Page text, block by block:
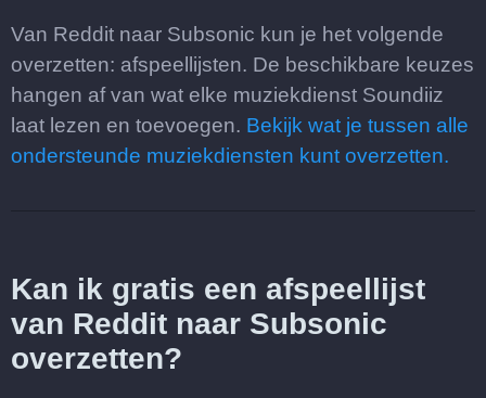
Van Reddit naar Subsonic kun je het volgende
overzetten: afspeellijsten. De beschikbare keuzes
hangen af van wat elke muziekdienst Soundiiz
laat lezen en toevoegen. Bekijk wat je tussen alle
ondersteunde muziekdiensten kunt overzetten.
Kan ik gratis een afspeellijst
van Reddit naar Subsonic
overzetten?